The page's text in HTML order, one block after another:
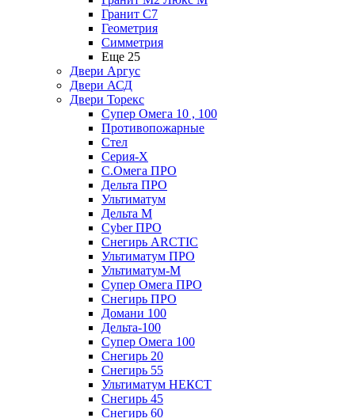
Гранит С7
Геометрия
Симметрия
Еще 25
Двери Аргус
Двери АСД
Двери Торекс
Супер Омега 10 , 100
Противопожарные
Стел
Серия-X
С.Омега ПРО
Дельта ПРО
Ультиматум
Дельта M
Cyber ПРО
Снегирь ARCTIC
Ультиматум ПРО
Ультиматум-M
Супер Омега ПРО
Снегирь ПРО
Домани 100
Дельта-100
Супер Омега 100
Снегирь 20
Снегирь 55
Ультиматум НЕКСТ
Снегирь 45
Снегирь 60